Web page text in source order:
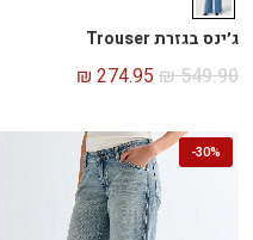
ג׳ינס בגזרת Trouser
₪549.90
₪ 274.95
30%
-